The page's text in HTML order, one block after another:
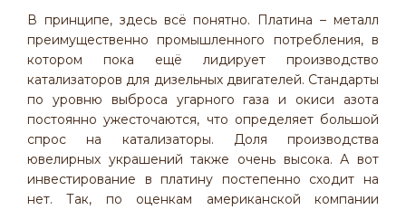
В принципе, здесь всё понятно. Платина – металл
преимущественно промышленного потребления, в
котором пока ещё лидирует производство
катализаторов для дизельных двигателей. Стандарты
по уровню выброса угарного газа и окиси азота
постоянно ужесточаются, что определяет большой
спрос на катализаторы. Доля производства
ювелирных украшений также очень высока. А вот
инвестирование в платину постепенно сходит на
нет. Так, по оценкам американской компании